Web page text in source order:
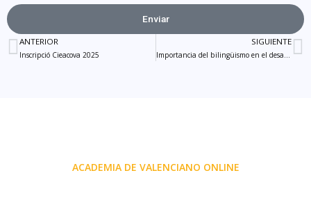
Enviar
Ant
ANTERIOR
Inscripció Cieacova 2025
SIGUIENTE
Importancia del bilingüismo en el desarrollo
ACADEMIA DE VALENCIANO ONLINE